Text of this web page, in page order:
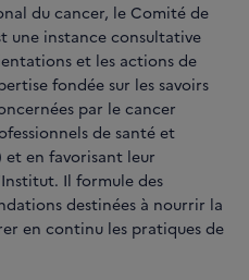
du cancer, le Comité de
une instance consultative
et les actions de
fondée sur les savoirs
par le cancer
de santé et
et en favorisant leur
Il formule des
destinées à nourrir la
en continu les pratiques de